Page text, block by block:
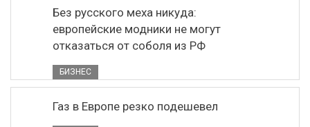
Без русского меха никуда:
европейские модники не могут
отказаться от соболя из РФ
БИЗНЕС
Газ в Европе резко подешевел